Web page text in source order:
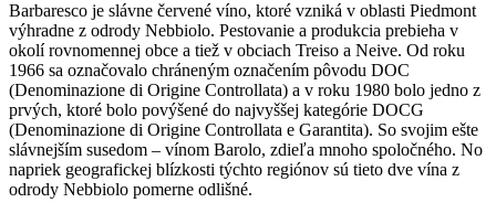
Barbaresco je slávne červené víno, ktoré vzniká v oblasti Piedmont
výhradne z odrody Nebbiolo. Pestovanie a produkcia prebieha v
okolí rovnomennej obce a tiež v obciach Treiso a Neive. Od roku
1966 sa označovalo chráneným označením pôvodu DOC
(Denominazione di Origine Controllata) a v roku 1980 bolo jedno z
prvých, ktoré bolo povýšené do najvyššej kategórie DOCG
(Denominazione di Origine Controllata e Garantita). So svojim ešte
slávnejším susedom – vínom Barolo, zdieľa mnoho spoločného. No
napriek geografickej blízkosti týchto regiónov sú tieto dve vína z
odrody Nebbiolo pomerne odlišné.